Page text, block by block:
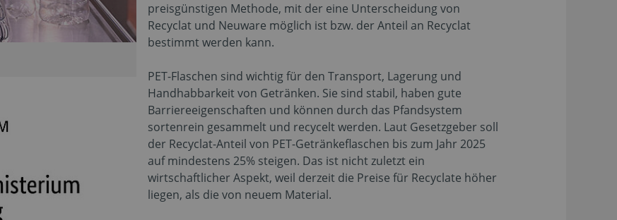
preisgünstigen Methode, mit der eine Unterscheidung von
Recyclat und Neuware möglich ist bzw. der Anteil an Recyclat
bestimmt werden kann.
PET-Flaschen sind wichtig für den Transport, Lagerung und
Handhabbarkeit von Getränken. Sie sind stabil, haben gute
Barriereeigenschaften und können durch das Pfandsystem
sortenrein gesammelt und recycelt werden. Laut Gesetzgeber soll
der Recyclat-Anteil von PET-Getränkeflaschen bis zum Jahr 2025
auf mindestens 25% steigen. Das ist nicht zuletzt ein
wirtschaftlicher Aspekt, weil derzeit die Preise für Recyclate höher
liegen, als die von neuem Material.